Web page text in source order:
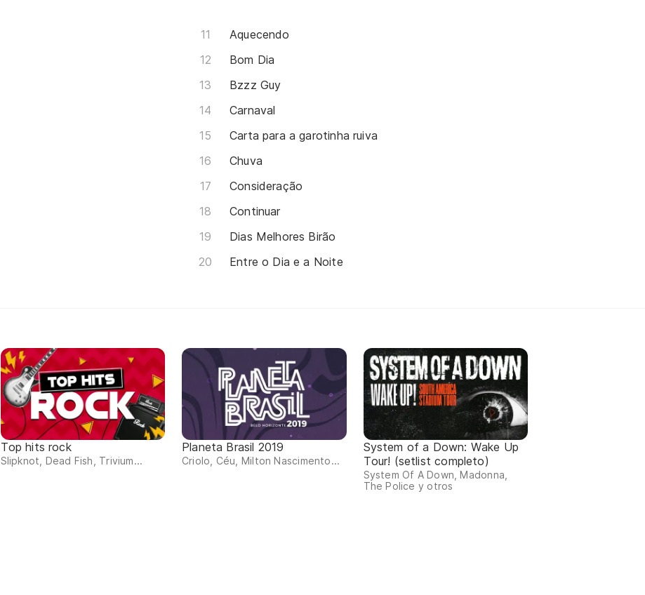
Aquecendo
Bom Dia
Bzzz Guy
Carnaval
Carta para a garotinha ruiva
Chuva
Consideração
Continuar
Dias Melhores Birão
Entre o Dia e a Noite
Top hits rock
Slipknot, Dead Fish, Trivium...
Planeta Brasil 2019
Criolo, Céu, Milton Nascimento...
System of a Down: Wake Up
Tour! (setlist completo)
System Of A Down, Madonna,
The Police y otros